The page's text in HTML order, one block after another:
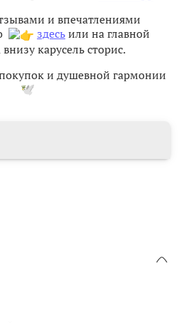
и впечатлениями
здесьили на главной
карусель сторис.
и душевной гармонии